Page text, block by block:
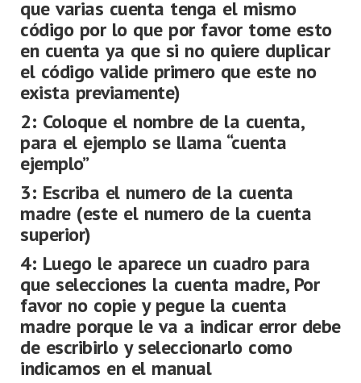
que varias cuenta tenga el mismo
código por lo que por favor tome esto
en cuenta ya que si no quiere duplicar
el código valide primero que este no
exista previamente)
2: Coloque el nombre de la cuenta,
para el ejemplo se llama “cuenta
ejemplo”
3: Escriba el numero de la cuenta
madre (este el numero de la cuenta
superior)
4: Luego le aparece un cuadro para
que selecciones la cuenta madre, Por
favor no copie y pegue la cuenta
madre porque le va a indicar error debe
de escribirlo y seleccionarlo como
indicamos en el manual